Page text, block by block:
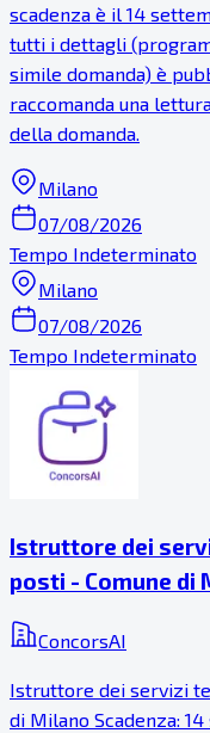
scadenza è il 14
tutti i dettagli
simile domanda) è
raccomanda una
della domanda.
Milano
07/08/2026
Tempo Indeterminato
Milano
07/08/2026
Tempo Indeterminato
Istruttore dei
posti - Comune di
ConcorsAI
Istruttore dei servizi
di Milano Scadenza: